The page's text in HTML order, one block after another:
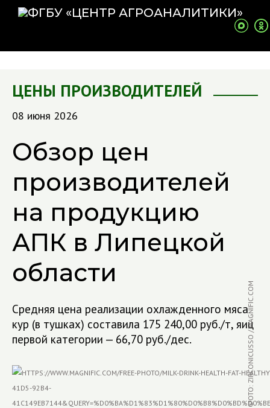
ЦЕНЫ ПРОИЗВОДИТЕЛЕЙ
08 июня 2026
Обзор цен
производителей
на продукцию
АПК в Липецкой
области
Cредняя цена реализации охлажденного мяса
кур (в тушках) составила 175 240,00 руб./т, яиц
первой категории — 66,70 руб./дес.
ФОТО: ZIRCONICUSSO / MAGNIFIC.COM